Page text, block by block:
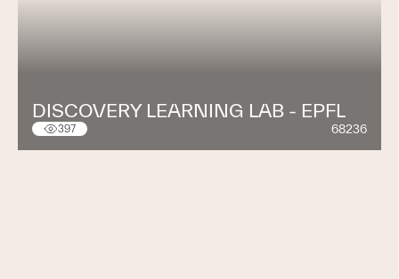
DISCOVERY LEARNING LAB - EPFL
397 68236